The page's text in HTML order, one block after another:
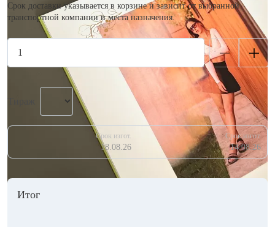
Срок доставки указывается в корзине и зависит от выбранной
транспортной компании и места назначения.
Срок изгот.
18.08.26
Срок изгот.
14.08.26
Итог